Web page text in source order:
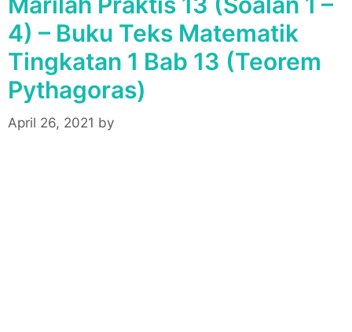
4) – Buku Teks Matematik
Tingkatan 1 Bab 13 (Teorem
Pythagoras)
April 26, 2021 by